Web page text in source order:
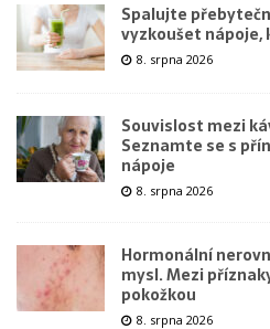
Spalujte
vyzkoušet
8. srpna 2026
Souvislost mezi
Seznamte se s
nápoje
8. srpna 2026
Hormonální
mysl. Mezi
pokožkou
8. srpna 2026